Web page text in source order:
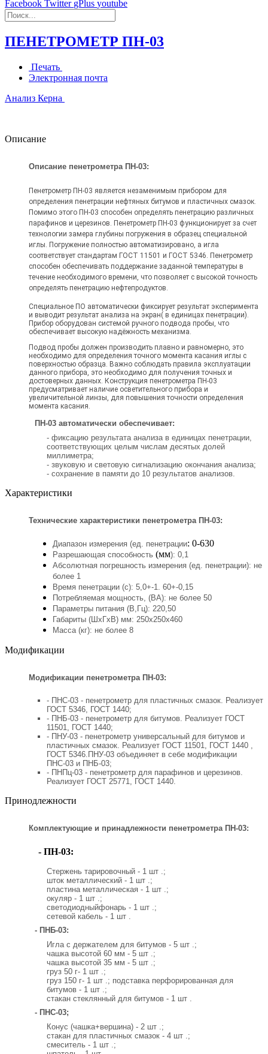
Facebook Twitter gPlus youtube
ПЕНЕТРОМЕТР ПН-03
Печать
Электронная почта
Анализ Керна
Описание
Описание пенетрометра ПН-03:
Пенетрометр ПН-03 является незаменимым прибором для
определения пенетрации нефтяных битумов и пластичных смазок.
Помимо этого ПН-03 способен определять пенетрацию различных
парафинов и церезинов. Пенетрометр ПН-03 функционирует за счет
технологии замера глубины погружения в образец специальной
иглы. Погружение полностью автоматизировано, а игла
соответствует стандартам ГОСТ 11501 и ГОСТ 5346. Пенетрометр
способен обеспечивать поддержание заданной температуры в
течение необходимого времени, что позволяет с высокой точность
определять пенетрацию нефтепродуктов.
Специальное ПО автоматически фиксирует результат эксперимента
и выводит результат анализа на экран( в единицах пенетрации).
Прибор оборудован системой ручного подвода пробы, что
обеспечивает высокую надёжность механизма.
Подвод пробы должен производить плавно и равномерно, это
необходимо для определения точного момента касания иглы с
поверхностью образца. Важно соблюдать правила эксплуатации
данного прибора, это необходимо для получения точных и
достоверных данных. Конструкция пенетрометра ПН-03
предусматривает наличие осветительного прибора и
увеличительной линзы, для повышения точности определения
момента касания.
ПН-03 автоматически обеспечивает:
- фиксацию результата анализа в единицах пенетрации,
соответствующих целым числам десятых долей
миллиметра;
- звуковую и световую сигнализацию окончания анализа;
- сохранение в памяти до 10 результатов анализов.
Характеристики
Технические характеристики пенетрометра ПН-03:
Диапазон измерения (ед. пенетрации: 0-630
Разрешающая способность (мм): 0,1
Абсолютная погрешность измерения (ед. пенетрации): не
более 1
Время пенетрации (с): 5,0+-1. 60+-0,15
Потребляемая мощность, (ВА): не более 50
Параметры питания (В,Гц): 220,50
Габариты (ШхГхВ) мм: 250х250х460
Масса (кг): не более 8
Модификации
Модификации пенетрометра ПН-03:
- ПНС-03 - пенетрометр для пластичных смазок. Реализует
ГОСТ 5346, ГОСТ 1440;
- ПНБ-03 - пенетрометр для битумов. Реализует ГОСТ
11501, ГОСТ 1440;
- ПНУ-03 - пенетрометр универсальный для битумов и
пластичных смазок. Реализует ГОСТ 11501, ГОСТ 1440 ,
ГОСТ 5346.ПНУ-03 объединяет в себе модификации
ПНС-03 и ПНБ-03;
- ПНПц-03 - пенетрометр для парафинов и церезинов.
Реализует ГОСТ 25771, ГОСТ 1440.
Принодлежности
Комплектующие и принадлежности пенетрометра ПН-03:
- ПН-03:
Стержень тарировочный - 1 шт .;
шток металлический - 1 шт .;
пластина металлическая - 1 шт .;
окуляр - 1 шт .;
светодиодныйфонарь - 1 шт .;
сетевой кабель - 1 шт .
- ПНБ-03:
Игла с держателем для битумов - 5 шт .;
чашка высотой 60 мм - 5 шт .;
чашка высотой 35 мм - 5 шт .;
груз 50 г- 1 шт .;
груз 150 г- 1 шт .; подставка перфорированная для
битумов - 1 шт .;
стакан стеклянный для битумов - 1 шт .
- ПНС-03;
Конус (чашка+вершина) - 2 шт .;
стакан для пластичных смазок - 4 шт .;
смеситель - 1 шт .;